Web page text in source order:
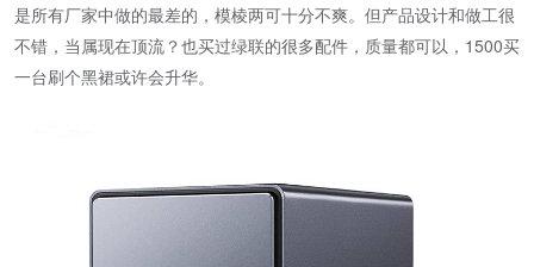
是所有厂家中做的最差的，模棱两可十分不爽。但产品设计和做工很
不错，当属现在顶流？也买过绿联的很多配件，质量都可以，1500买
一台刷个黑裙或许会升华。